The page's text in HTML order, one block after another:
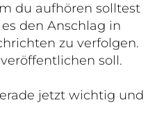
du aufhören solltest
den Anschlag in
zu verfolgen.
soll.
jetzt wichtig und